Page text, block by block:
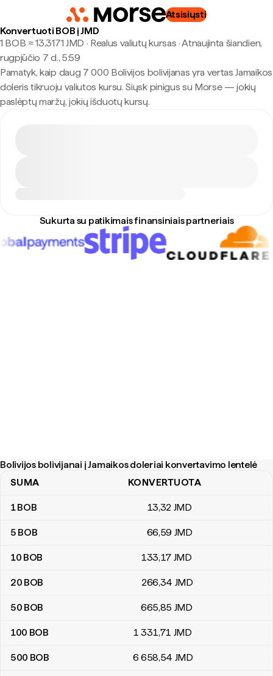
Atsisiųsti
Konvertuoti BOB į JMD
1 BOB ≈ 13,3171 JMD · Realus valiutų kursas ·Atnaujinta šiandien,
rugpjūčio 7 d., 5:59
Pamatyk, kaip daug 7 000 Bolivijos bolivijanas yra vertas Jamaikos
doleris tikruoju valiutos kursu. Siųsk pinigus su Morse — jokių
paslėptų maržų, jokių išduotų kursų.
Sukurta su patikimais finansiniais partneriais
Bolivijos bolivijanai į Jamaikos doleriai konvertavimo lentelė
Bolivijos bolivijanai į Jamaikos doleriai konvertavimo lentelė
SUMA KONVERTUOTA
1BOB 13,32 JMD
5 BOB 66,59 JMD
10 BOB 133,17 JMD
20 BOB 266,34 JMD
50 BOB 665,85 JMD
100 BOB 1 331,71 JMD
500 BOB 6 658,54 JMD